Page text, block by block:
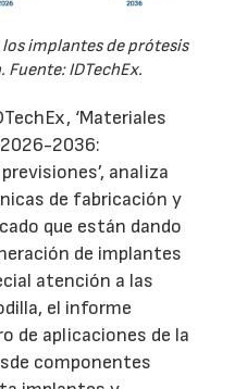
implantes de prótesis
Fuente: IDTechEx.
‘Materiales
2036:
analiza
de fabricación y
que están dando
de implantes
atención a las
el informe
de aplicaciones de la
componentes